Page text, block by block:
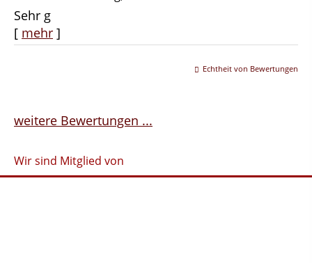
Sehr g
[ mehr ]
Echtheit von Bewertungen
weitere Bewertungen ...
Wir sind Mitglied von